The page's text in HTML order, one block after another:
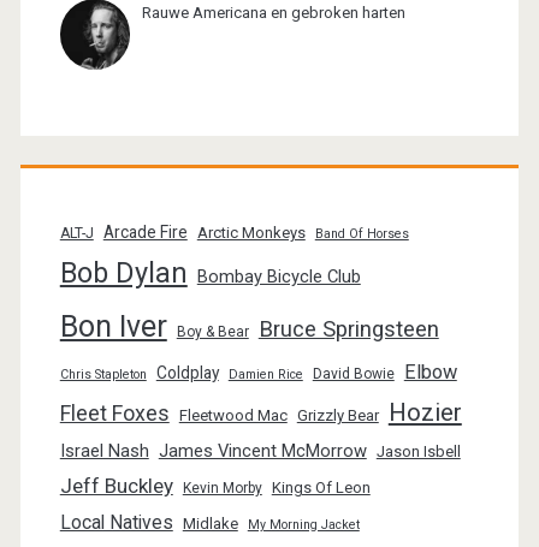
Rauwe Americana en gebroken harten
ALT-J Arcade Fire Arctic Monkeys Band Of Horses
Bob Dylan Bombay Bicycle Club
Bon Iver Boy & Bear Bruce Springsteen
Chris Stapleton Coldplay Damien Rice David Bowie Elbow
Fleet Foxes Fleetwood Mac Grizzly Bear Hozier
Israel Nash James Vincent McMorrow Jason Isbell
Jeff Buckley Kevin Morby Kings Of Leon
Local Natives Midlake My Morning Jacket